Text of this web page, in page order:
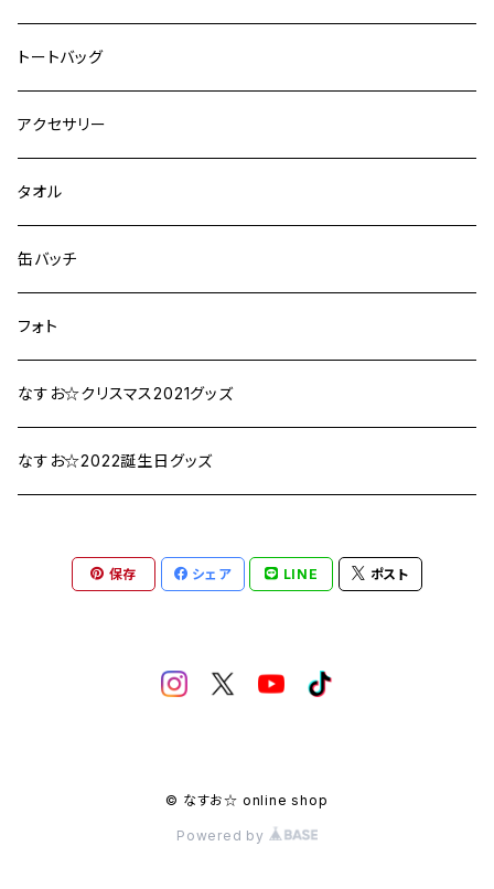
トートバッグ
アクセサリー
タオル
缶バッチ
フォト
なすお☆クリスマス2021グッズ
なすお☆2022誕生日グッズ
保存 シェア LINE ポスト
© なすお☆ online shop
Powered by